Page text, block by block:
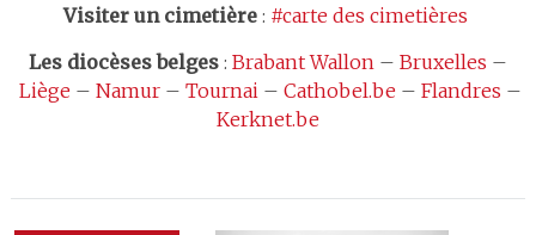
Visiter un cimetière: #carte des cimetières
Les diocèses belges: Brabant Wallon– Bruxelles –
Liège – Namur– Tournai– Cathobel.be – Flandres –
Kerknet.be